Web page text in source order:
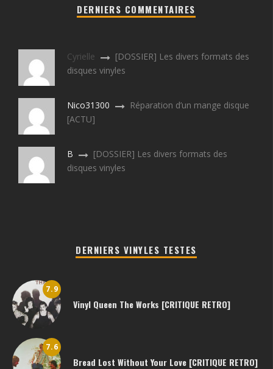
DERNIERS COMMENTAIRES
Cyrielle
[DOSSIER] Les divers formats des
disques vinyles
Nico31300
Réparation d’un mange disque
[ACTU]
B
[DOSSIER] Les divers formats des
disques vinyles
DERNIERS VINYLES TESTES
7.9
Vinyl Queen The Works [CRITIQUE RETRO]
7.6
Bread Lost Without Your Love [CRITIQUE RETRO]